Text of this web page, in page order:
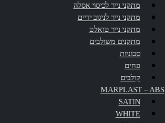
מתקני נייר לכיסוי אסלה
מתקני נייר לניגוב ידיים
מתקני נייר טואלט
מתקנים משולבים
סבוניות
פחים
קולבים
MARPLAST – ABS
SATIN
WHITE
,אביזרי אמבטיה